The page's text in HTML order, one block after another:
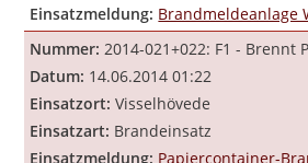
Einsatzmeldung: Brandmeldeanlage
Nummer: 2014-021+022: F1 - Brennt
Datum: 14.06.2014 01:22
Einsatzort: Visselhövede
Einsatzart: Brandeinsatz
Einsatzmeldung: Papiercontainer-